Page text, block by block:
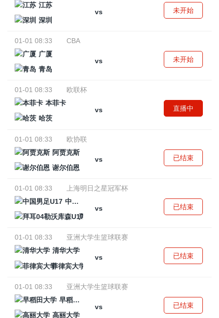
江苏
vs
深圳
未开始
01-01 08:33
CBA
广厦
vs
青岛
未开始
01-01 08:33
欧联杯
本菲卡
vs
哈茨
直播中
01-01 08:33
欧协联
阿贾克斯
vs
谢尔伯恩
已结束
01-01 08:33
上海明日之星冠军杯
中国男足U17
vs
拜耳04勒沃库森U17
已结束
01-01 08:33
亚洲大学生篮球联赛
清华大学
vs
菲律宾大学
已结束
01-01 08:33
亚洲大学生篮球联赛
早稻田大学
vs
高丽大学
已结束